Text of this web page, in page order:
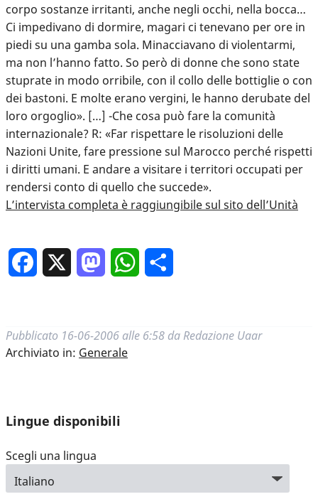
corpo sostanze irritanti, anche negli occhi, nella bocca…
Ci impedivano di dormire, magari ci tenevano per ore in
piedi su una gamba sola. Minacciavano di violentarmi,
ma non l’hanno fatto. So però di donne che sono state
stuprate in modo orribile, con il collo delle bottiglie o con
dei bastoni. E molte erano vergini, le hanno derubate del
loro orgoglio». […] -Che cosa può fare la comunità
internazionale? R: «Far rispettare le risoluzioni delle
Nazioni Unite, fare pressione sul Marocco perché rispetti
i diritti umani. E andare a visitare i territori occupati per
rendersi conto di quello che succede».
L’intervista completa è raggiungibile sul sito dell’Unità
Facebook MastodonWhatsApp
Pubblicato 16-06-2006 alle 6:58 da Redazione Uaar
Archiviato in: Generale
Lingue disponibili
Scegli una lingua